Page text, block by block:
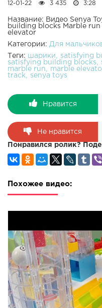
12-01-22 3 435 3:28
Название: Видео Senya
building blocks Marble run
elevator
Категории: Для
Теги:
шарики
satisfying
satisfying building blocks
marble run
marble
track
senya toys
Нравится
Не нравится
Понравился ролик?
Похожее видео: